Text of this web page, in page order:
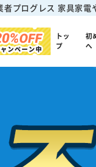
者プログレス 家具家電
OFF
ンペーン中
トッ
プ
初
へ